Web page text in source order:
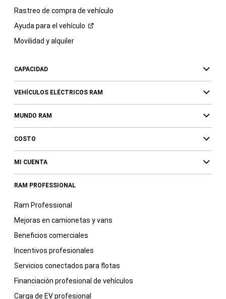
Rastreo de compra de vehículo
Ayuda para el vehículo
Movilidad y alquiler
CAPACIDAD
VEHÍCULOS ELÉCTRICOS RAM
MUNDO RAM
COSTO
MI CUENTA
RAM PROFESSIONAL
Ram Professional
Mejoras en camionetas y vans
Beneficios comerciales
Incentivos profesionales
Servicios conectados para flotas
Financiación profesional de vehículos
Carga de EV profesional